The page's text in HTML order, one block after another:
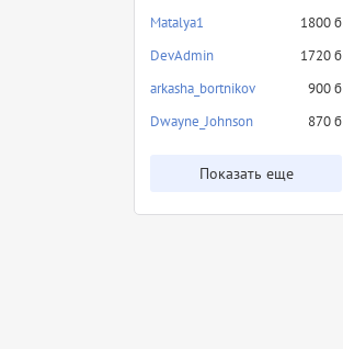
Matalya1
1800 б
DevAdmin
1720 б
arkasha_bortnikov
900 б
Dwayne_Johnson
870 б
Показать еще